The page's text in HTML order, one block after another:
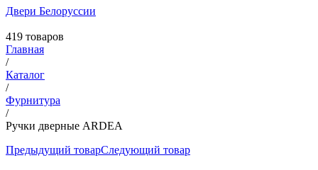
Двери Белоруссии
419 товаров
Главная
/
Каталог
/
Фурнитура
/
Ручки дверные ARDEA
Предыдущий товарСледующий товар